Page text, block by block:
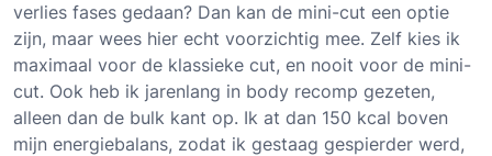
verlies fases gedaan? Dan kan de mini-cut een optie
zijn, maar wees hier echt voorzichtig mee. Zelf kies ik
maximaal voor de klassieke cut, en nooit voor de mini-
cut. Ook heb ik jarenlang in body recomp gezeten,
alleen dan de bulk kant op. Ik at dan 150 kcal boven
mijn energiebalans, zodat ik gestaag gespierder werd,